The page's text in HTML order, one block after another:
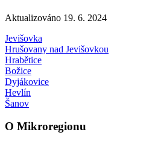
Aktualizováno 19. 6. 2024
Jevišovka
Hrušovany nad Jevišovkou
Hrabětice
Božice
Dyjákovice
Hevlín
Šanov
O Mikroregionu